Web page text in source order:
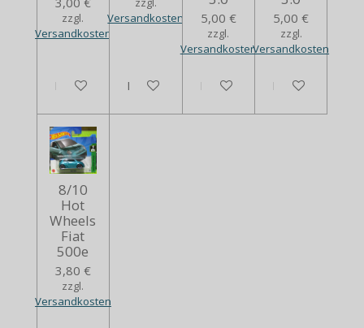
zzgl.
Versandkosten
In den Warenkorb
Versandkosten
In den Warenkorb
5,00 €
zzgl.
Versandkosten
In den Warenkorb
5,00 €
zzgl.
Versandkosten
In den
8/10
Hot
Wheels
Fiat
500e
3,80 €
zzgl.
Versandkosten